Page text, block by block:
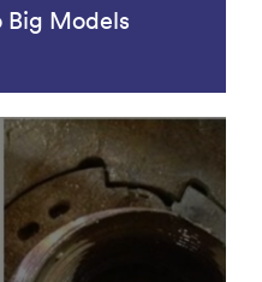
Big Models